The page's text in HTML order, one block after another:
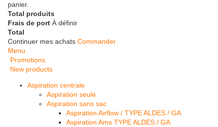
panier.
Total produits
Frais de port À définir
Total
Continuer mes achats Commander
Menu
Promotions
New products
Aspiration centrale
Aspiration seule
Aspiration sans sac
Aspiration Airflow / TYPE ALDES / GA
Aspiration Ams TYPE ALDES / GA